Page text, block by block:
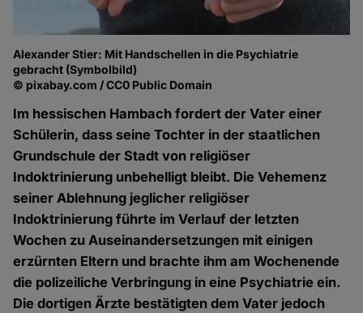
Alexander Stier: Mit Handschellen in die Psychiatrie
gebracht (Symbolbild)
© pixabay.com / CC0 Public Domain
Im hessischen Hambach fordert der Vater einer
Schülerin, dass seine Tochter in der staatlichen
Grundschule der Stadt von religiöser
Indoktrinierung unbehelligt bleibt. Die Vehemenz
seiner Ablehnung jeglicher religiöser
Indoktrinierung führte im Verlauf der letzten
Wochen zu Auseinandersetzungen mit einigen
erzürnten Eltern und brachte ihm am Wochenende
die polizeiliche Verbringung in eine Psychiatrie ein.
Die dortigen Ärzte bestätigten dem Vater jedoch